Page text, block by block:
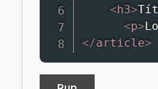
<h3>
<p>
</article>